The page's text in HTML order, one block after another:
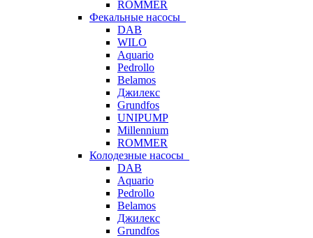
ROMMER
Фекальные насосы
DAB
WILO
Aquario
Pedrollo
Belamos
Джилекс
Grundfos
UNIPUMP
Millennium
ROMMER
Колодезные насосы
DAB
Aquario
Pedrollo
Belamos
Джилекс
Grundfos